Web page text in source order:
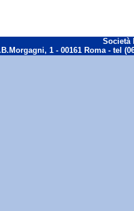
Società
1 - 00161 Roma - tel